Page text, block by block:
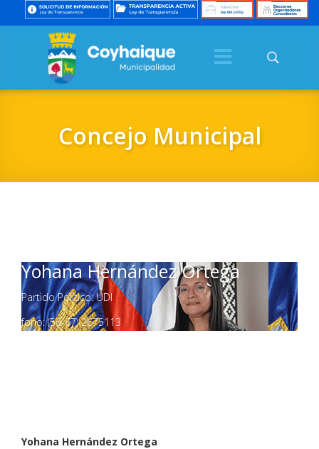
Concejo Municipal
Yohana Hernández Ortega
Partido Político: UDI
fono: (56-67) 2675113
Yohana Hernández Ortega